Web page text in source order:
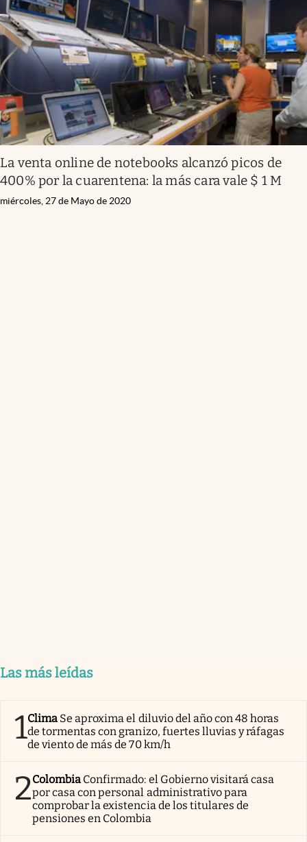
Infotechnology
Clase
Clima
Mundial 2026
Eventos Corporativos
El Cronista Studio
Mediakit
abre en nueva pestaña
Argentina
La venta online de notebooks alcanzó picos de
400% por la cuarentena: la más cara vale $ 1 M
miércoles, 27 de Mayo de 2020
Las más leídas
1Clima Se aproxima el diluvio del año con 48 horas
de tormentas con granizo, fuertes lluvias y ráfagas
de viento de más de 70 km/h
2Colombia Confirmado: el Gobierno visitará casa
por casa con personal administrativo para
comprobar la existencia de los titulares de
pensiones en Colombia